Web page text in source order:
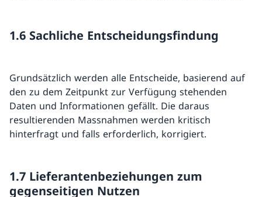
1.6 Sachliche Entscheidungsfindung
Grundsätzlich werden alle Entscheide, basierend auf
den zu dem Zeitpunkt zur Verfügung stehenden
Daten und Informationen gefällt. Die daraus
resultierenden Massnahmen werden kritisch
hinterfragt und falls erforderlich, korrigiert.
1.7 Lieferantenbeziehungen zum
gegenseitigen Nutzen